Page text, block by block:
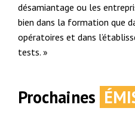
désamiantage ou les
bien dans la formation que
opératoires et dans
tests. »
Prochaines